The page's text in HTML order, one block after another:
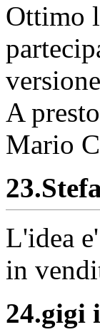
Ottimo
A
Mario
23.
L'idea
in
24.gigi